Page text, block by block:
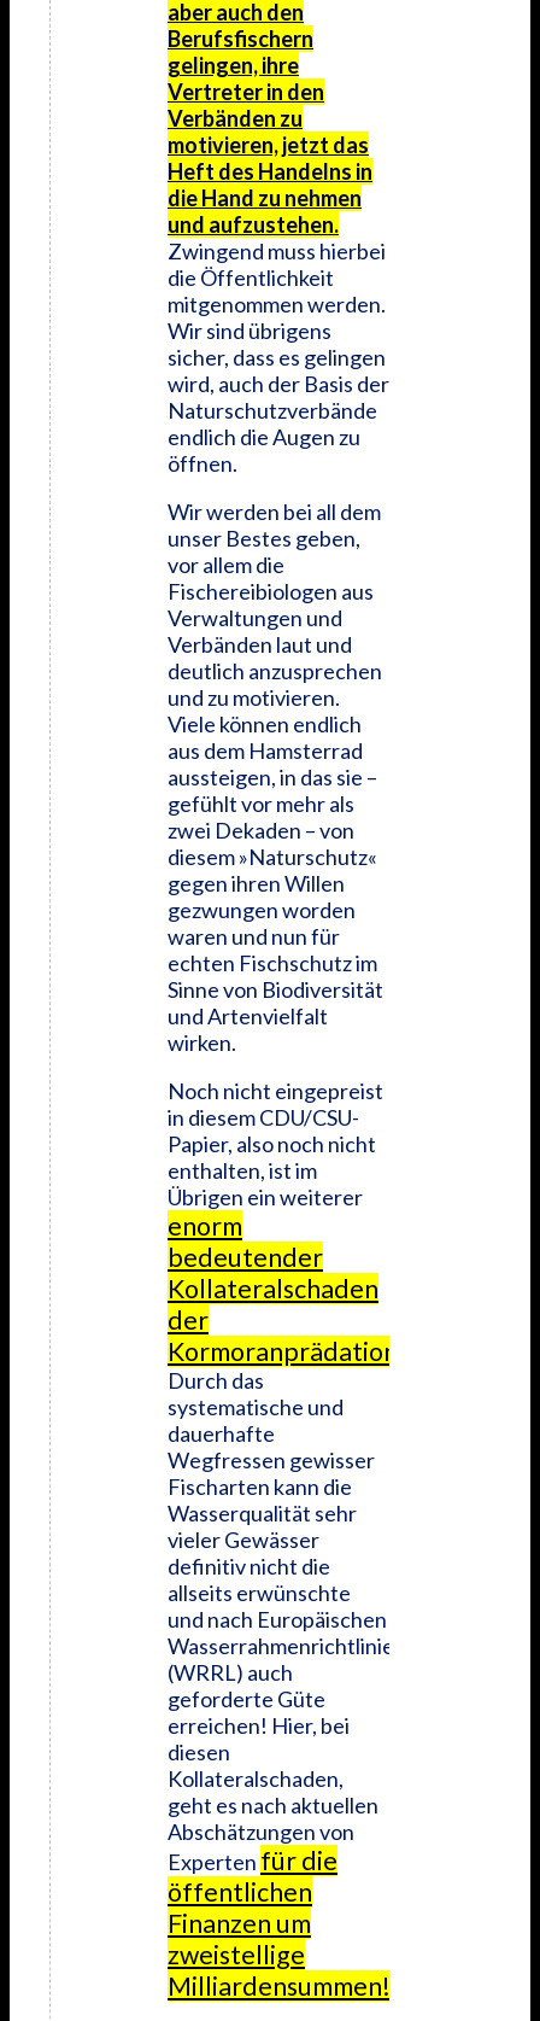
aber auch den
Berufsfischern
gelingen, ihre
Vertreter in den
Verbänden zu
motivieren, jetzt das
Heft des Handelns in
die Hand zu nehmen
und aufzustehen.
Zwingend muss hierbei
die Öffentlichkeit
mitgenommen werden.
Wir sind übrigens
sicher, dass es gelingen
wird, auch der Basis der
Naturschutzverbände
endlich die Augen zu
öffnen.
Wir werden bei all dem
unser Bestes geben,
vor allem die
Fischereibiologen aus
Verwaltungen und
Verbänden laut und
deutlich anzusprechen
und zu motivieren.
Viele können endlich
aus dem Hamsterrad
aussteigen, in das sie –
gefühlt vor mehr als
zwei Dekaden – von
diesem »Naturschutz«
gegen ihren Willen
gezwungen worden
waren und nun für
echten Fischschutz im
Sinne von Biodiversität
und Artenvielfalt
wirken.
Noch nicht eingepreist
in diesem CDU/CSU-
Papier, also noch nicht
enthalten, ist im
Übrigen ein weiterer
enorm
bedeutender
Kollateralschaden
der
Kormoranprädation
Durch das
systematische und
dauerhafte
Wegfressen gewisser
Fischarten kann die
Wasserqualität sehr
vieler Gewässer
definitiv nicht die
allseits erwünschte
und nach Europäischen
Wasserrahmenrichtlinien
(WRRL) auch
geforderte Güte
erreichen! Hier, bei
diesen
Kollateralschaden,
geht es nach aktuellen
Abschätzungen von
Experten für die
öffentlichen
Finanzen um
zweistellige
Milliardensummen!